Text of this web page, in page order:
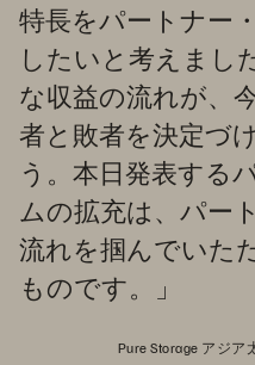
特長をパートナー
したいと考えまし
な収益の流れが、
者と敗者を決定づ
う。本日発表する
ムの拡充は、パー
流れを掴んでいた
ものです。」
Pure Storage アジ